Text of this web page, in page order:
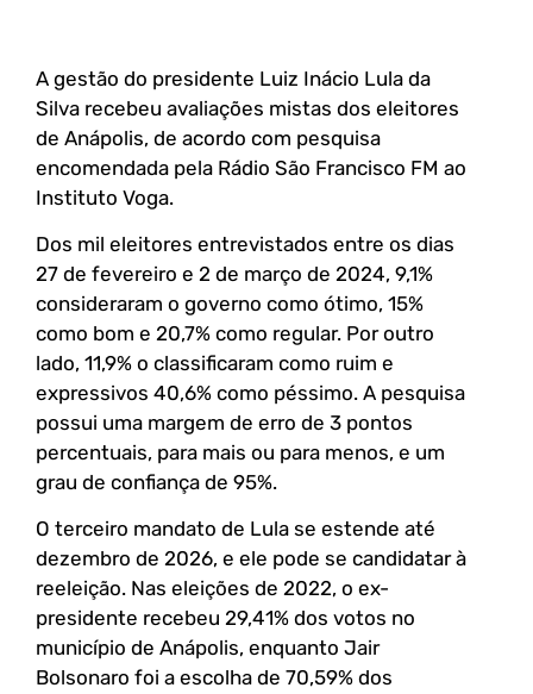
A gestão do presidente Luiz Inácio Lula da
Silva recebeu avaliações mistas dos eleitores
de Anápolis, de acordo com pesquisa
encomendada pela Rádio São Francisco FM ao
Instituto Voga.
Dos mil eleitores entrevistados entre os dias
27 de fevereiro e 2 de março de 2024, 9,1%
consideraram o governo como ótimo, 15%
como bom e 20,7% como regular. Por outro
lado, 11,9% o classificaram como ruim e
expressivos 40,6% como péssimo. A pesquisa
possui uma margem de erro de 3 pontos
percentuais, para mais ou para menos, e um
grau de confiança de 95%.
O terceiro mandato de Lula se estende até
dezembro de 2026, e ele pode se candidatar à
reeleição. Nas eleições de 2022, o ex-
presidente recebeu 29,41% dos votos no
município de Anápolis, enquanto Jair
Bolsonaro foi a escolha de 70,59% dos